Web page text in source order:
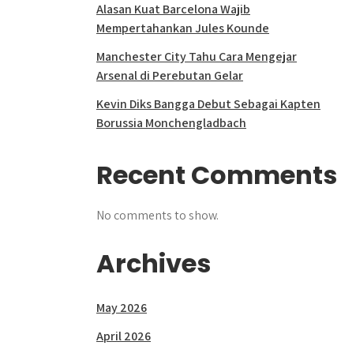
Alasan Kuat Barcelona Wajib
Mempertahankan Jules Kounde
Manchester City Tahu Cara Mengejar
Arsenal di Perebutan Gelar
Kevin Diks Bangga Debut Sebagai Kapten
Borussia Monchengladbach
Recent Comments
No comments to show.
Archives
May 2026
April 2026